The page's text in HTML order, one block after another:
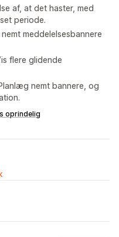
af, at det haster, med
periode.
meddelelsesbannere
flere glidende
nemt bannere, og
oprindelig